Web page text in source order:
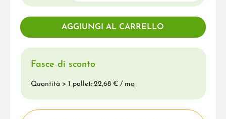
Fasce di sconto
Quantità > 1 pallet: 22,68 € / mq